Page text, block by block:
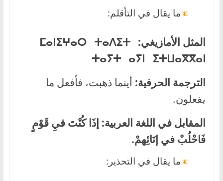
ما يقال في التأقلم:
المثل الأمازيغي: ⵎⴰⵏⵉⵖⴰⵔ ⵜⴰⴷⵉⵜ
ⵜⴰⵢⵜ ⴰⵢⵏ ⵉⵜⵡⴰⴳⴳⴰⵏ
الترجمة الحرفية: أينما ذهبت، فأفعل ما
يفعلون.
المقابل في اللغة العربية: إذَا كُنْتَ فيِ قَوْمٍ
فَاحْلُبْ في إنَائِهمْ.
ما يقال في التحذير: